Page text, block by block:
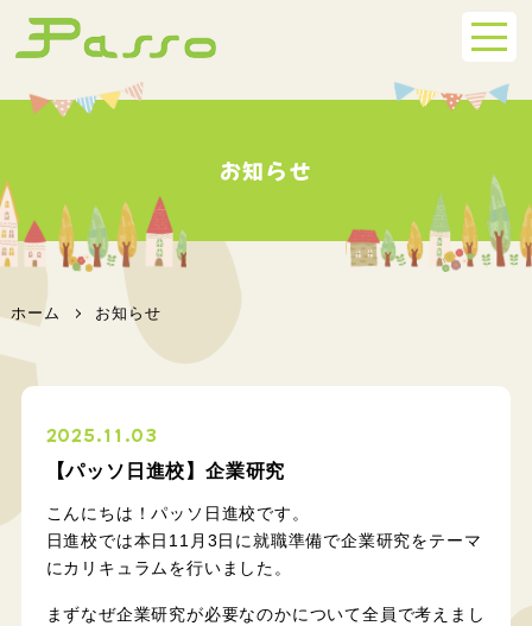
お知らせ
ホーム お知らせ
2025.11.03
【パッソ日進校】企業研究
こんにちは！パッソ日進校です。
日進校では本日11月3日に就職準備で企業研究をテーマ
にカリキュラムを行いました。
まずなぜ企業研究が必要なのかについて全員で考えまし